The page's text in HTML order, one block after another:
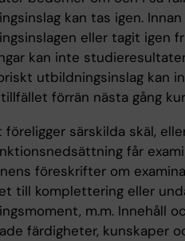
kan tas igen.
eller tagit igen
kan inte
utbildningsinslag kan
förrän nästa gång
föreligger särskilda skäl,
får
föreskrifter om
till komplettering eller
m.m. Innehåll
färdigheter, kunskaper